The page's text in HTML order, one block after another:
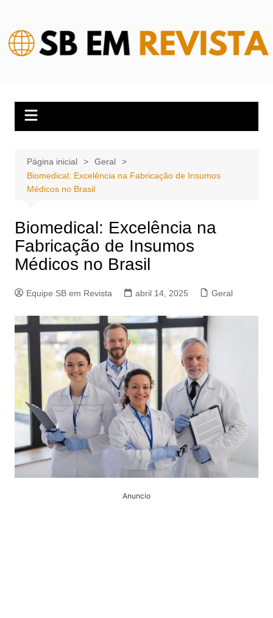
conteúdo
Página inicial
Geral
Biomedical: Excelência na Fabricação de Insumos
Médicos no Brasil
Biomedical: Excelência na
Fabricação de Insumos
Médicos no Brasil
Equipe SB em Revista abril 14, 2025 Geral
Anuncio